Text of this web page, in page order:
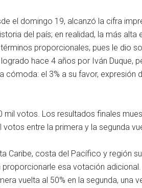
el domingo 19, alcanzó la cifra
del país; en realidad, la más alta
proporcionales, pues le dio
hace 4 años por Iván Duque,
el 3% a su favor, expresión
votos. Los resultados finales
entre la primera y la segunda
Caribe, costa del Pacífico y región
esa votación adicional.
vuelta al 50% en la segunda, una